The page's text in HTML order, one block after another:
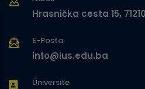
Hrasnička cesta 15,
E-Posta
info@ius.edu.ba
Üniversite